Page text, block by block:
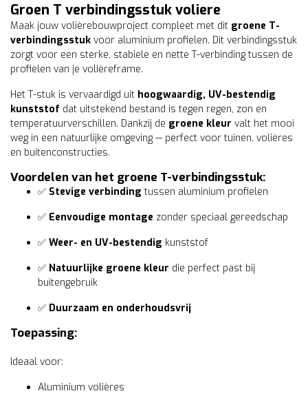
Groen T verbindingsstuk voliere
Maak jouw volièrebouwproject compleet met dit groene T-
verbindingsstuk voor aluminium profielen. Dit verbindingsstuk
zorgt voor een sterke, stabiele en nette T-verbinding tussen de
profielen van je volièreframe.
Het T-stuk is vervaardigd uit hoogwaardig, UV-bestendig
kunststof dat uitstekend bestand is tegen regen, zon en
temperatuurverschillen. Dankzij de groene kleur valt het mooi
weg in een natuurlijke omgeving — perfect voor tuinen, volières
en buitenconstructies.
Voordelen van het groene T-verbindingsstuk:
✅ Stevige verbinding tussen aluminium profielen
✅ Eenvoudige montage zonder speciaal gereedschap
✅ Weer- en UV-bestendig kunststof
✅ Natuurlijke groene kleur die perfect past bij
buitengebruik
✅ Duurzaam en onderhoudsvrij
Toepassing:
Ideaal voor:
Aluminium volières